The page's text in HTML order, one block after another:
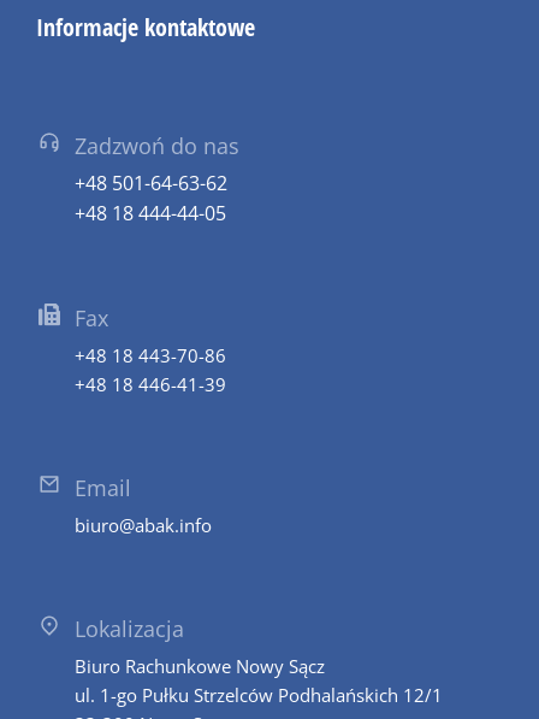
Informacje kontaktowe
Zadzwoń do nas
+48 501-64-63-62
+48 18 444-44-05
Fax
+48 18 443-70-86
+48 18 446-41-39
Email
biuro@abak.info
Lokalizacja
Biuro Rachunkowe Nowy Sącz
ul. 1-go Pułku Strzelców Podhalańskich 12/1